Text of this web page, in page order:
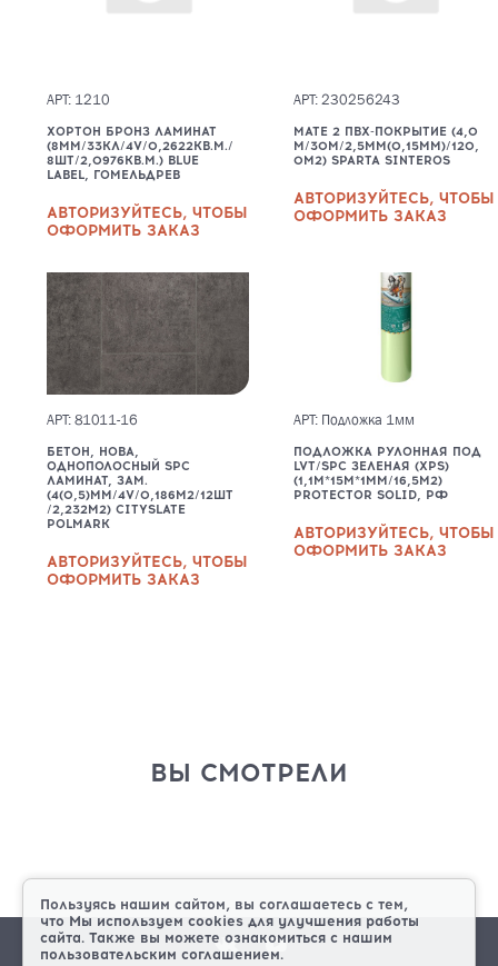
АРТ: 1210
ХОРТОН БРОНЗ ЛАМИНАТ
(8ММ/33КЛ/4V/0,2622КВ.М./
8ШТ/2,0976КВ.М.) BLUE
LABEL, ГОМЕЛЬДРЕВ
АВТОРИЗУЙТЕСЬ, ЧТОБЫ
ОФОРМИТЬ ЗАКАЗ
АРТ: 230256243
MATE 2 ПВХ-ПОКРЫТИЕ (4,0
М/30М/2,5ММ(0,15ММ)/120,
0М2) SPARTA SINTEROS
АВТОРИЗУЙТЕСЬ, ЧТОБЫ
ОФОРМИТЬ ЗАКАЗ
АРТ: 81011-16
БЕТОН, НОВА,
ОДНОПОЛОСНЫЙ SPC
ЛАМИНАТ, ЗАМ.
(4(0,5)ММ/4V/0,186М2/12ШТ
/2,232М2) CITYSLATE
POLMARK
АВТОРИЗУЙТЕСЬ, ЧТОБЫ
ОФОРМИТЬ ЗАКАЗ
АРТ: Подложка 1мм
ПОДЛОЖКА РУЛОННАЯ ПОД
LVT/SPC ЗЕЛЕНАЯ (XPS)
(1,1М*15М*1ММ/16,5М2)
PROTECTOR SOLID, РФ
АВТОРИЗУЙТЕСЬ, ЧТОБЫ
ОФОРМИТЬ ЗАКАЗ
ВЫ СМОТРЕЛИ
Пользуясь нашим сайтом, вы соглашаетесь с тем,
что Мы используем cookies для улучшения работы
сайта. Также вы можете ознакомиться с нашим
пользовательским соглашением.